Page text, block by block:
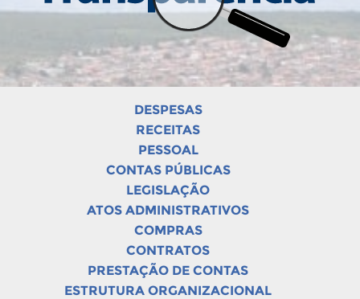
DESPESAS
RECEITAS
PESSOAL
CONTAS PÚBLICAS
LEGISLAÇÃO
ATOS ADMINISTRATIVOS
COMPRAS
CONTRATOS
PRESTAÇÃO DE CONTAS
ESTRUTURA ORGANIZACIONAL